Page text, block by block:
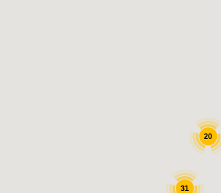
31
20